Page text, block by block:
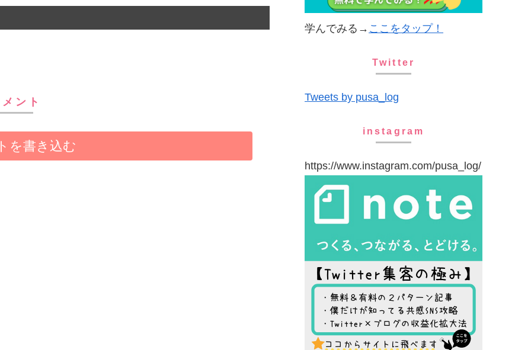
ント
を書き込む
学んでみる→ ここをタップ！
Twitter
Tweets by pusa_log
instagram
https://www.instagram.com/pusa_log/